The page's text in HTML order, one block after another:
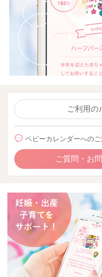
ご利用の
ベビーカレンダーへの
ご質問・お